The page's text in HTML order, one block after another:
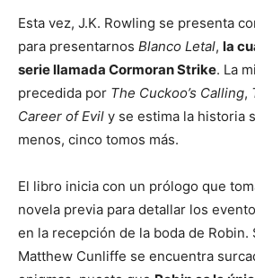
Esta vez, J.K. Rowling se presenta
para presentarnos Blanco Letal, la
serie llamada Cormoran Strike. La
precedida por The Cuckoo’s Calling,
Career of Evil y se estima la historia
menos, cinco tomos más.
El libro inicia con un prólogo que
novela previa para detallar los
en la recepción de la boda de Robin.
Matthew Cunliffe se encuentra